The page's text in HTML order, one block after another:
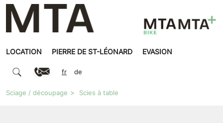
LOCATION PIERRE DE ST-LÉONARD EVASION
fr de
Sciage / découpage Scies à table